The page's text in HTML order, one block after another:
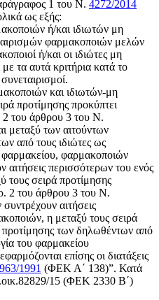
1 του Ν. 4272/2014
ως εξής:
ή/και ιδιωτών μη
φαρμακοποιών μελών
ή/και οι ιδιώτες μη
τα αυτά κριτήρια κατά το
και ιδιωτών-μη
προτίμησης προκύπτει
2 του άρθρου 3 του Ν.
μεταξύ των αιτούντων
από τους ιδιώτες ως
φαρμακείου, φαρμακοποιών
περισσότερων του ενός
τους σειρά προτίμησης
2 του άρθρου 3 του Ν.
αιτήσεις
η μεταξύ τους σειρά
προτίμησης των δηλωθέντων από
του φαρμακείου
επίσης οι διατάξεις
1991 (ΦΕΚ Α΄ 138)”. Κατά
15 (ΦΕΚ 2330 Β΄)